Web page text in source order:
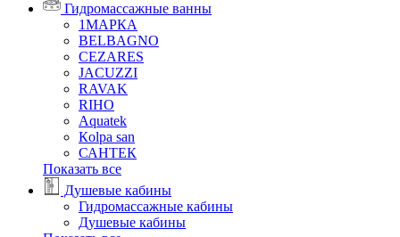
Гидромассажные ванны
1МАРКА
BELBAGNO
CEZARES
JACUZZI
RAVAK
RIHO
Аquatek
Кolpa san
САНТЕК
Показать все
Душевые кабины
Гидромассажные кабины
Душевые кабины